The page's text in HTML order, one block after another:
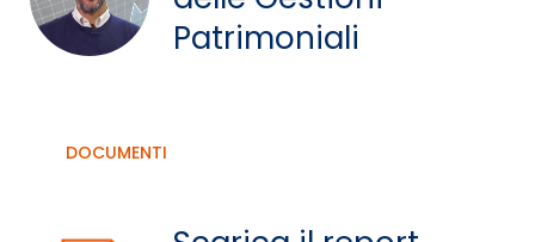
Patrimoniali
DOCUMENTI